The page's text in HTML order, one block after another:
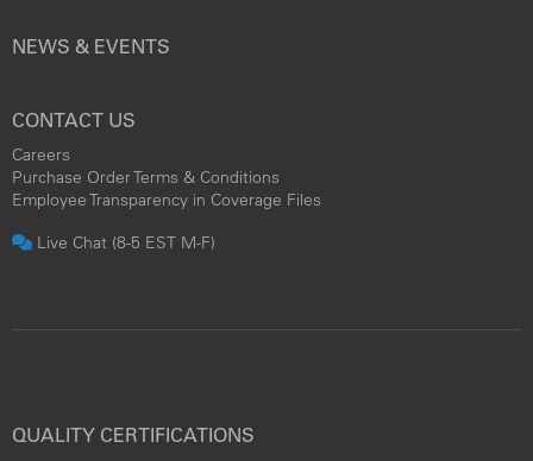
NEWS & EVENTS
CONTACT US
Careers
Purchase Order Terms & Conditions
Employee Transparency in Coverage Files
Live Chat (8-5 EST M-F)
QUALITY CERTIFICATIONS